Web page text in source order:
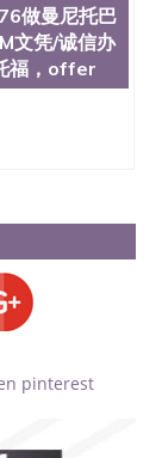
做曼尼托巴
文凭/诚信办
福，offer